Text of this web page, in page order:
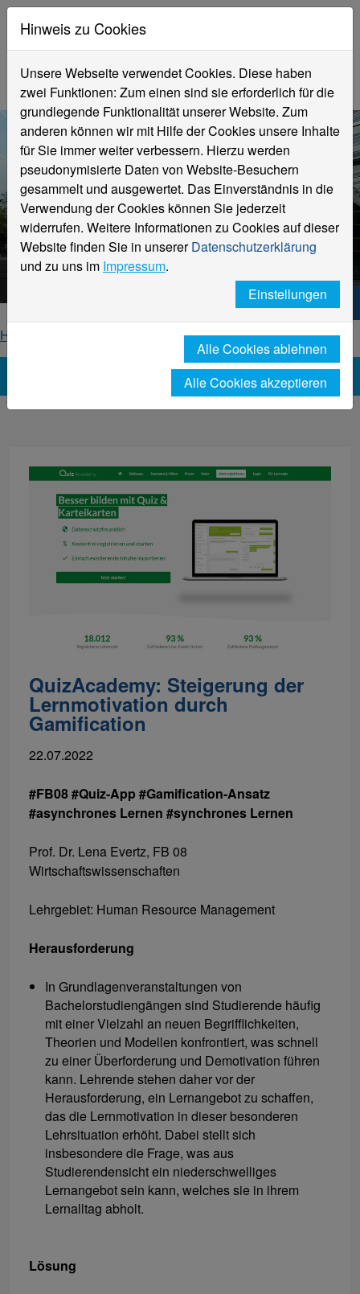
Aktuelle Meldungen
Hochschule Niederrhein
Hochschule Niederrhein. Dein Weg.
Home
News-Detailseite
QuizAcademy: Steigerung der
Lernmotivation durch
Gamification
22.07.2022
#FB08 #Quiz-App #Gamification-Ansatz
#asynchrones Lernen #synchrones Lernen
Prof. Dr. Lena Evertz, FB 08
Wirtschaftswissenschaften
Lehrgebiet: Human Resource Management
Herausforderung
In Grundlagenveranstaltungen von
Bachelorstudiengängen sind Studierende häufig
mit einer Vielzahl an neuen Begrifflichkeiten,
Theorien und Modellen konfrontiert, was schnell
zu einer Überforderung und Demotivation führen
kann. Lehrende stehen daher vor der
Herausforderung, ein Lernangebot zu schaffen,
das die Lernmotivation in dieser besonderen
Lehrsituation erhöht. Dabei stellt sich
insbesondere die Frage, was aus
Studierendensicht ein niederschwelliges
Lernangebot sein kann, welches sie in ihrem
Lernalltag abholt.
Lösung
Hinweis zu Cookies
Unsere Webseite verwendet Cookies. Diese haben
zwei Funktionen: Zum einen sind sie erforderlich für die
grundlegende Funktionalität unserer Website. Zum
anderen können wir mit Hilfe der Cookies unsere Inhalte
für Sie immer weiter verbessern. Hierzu werden
pseudonymisierte Daten von Website-Besuchern
gesammelt und ausgewertet. Das Einverständnis in die
Verwendung der Cookies können Sie jederzeit
widerrufen. Weitere Informationen zu Cookies auf dieser
Website finden Sie in unsererDatenschutzerklärung
und zu uns im Impressum.
Einstellungen
Alle Cookies ablehnen
Alle Cookies akzeptieren